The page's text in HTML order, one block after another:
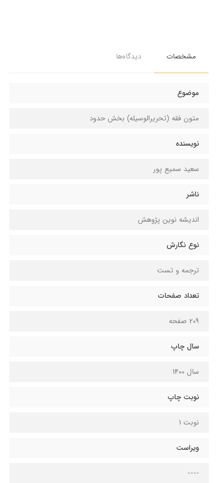
مشخصات دیدگاه‌ها
موضوع
متون فقه (تحریرالوسیله) بخش حدود
نویسنده
سعید سمیع پور
ناشر
اندیشه نوین پژوهش
نوع نگارش
ترجمه و تست
تعداد صفحات
209 صفحه
سال چاپ
سال 1400
نوبت چاپ
نوبت 1
ویراست
----